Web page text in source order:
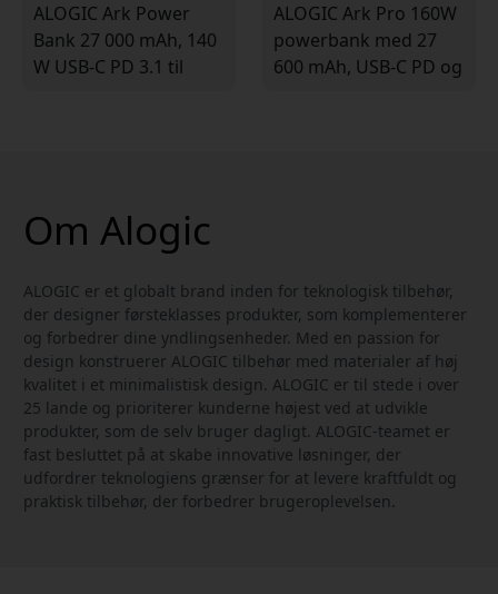
ALOGIC Ark Power
Bank 27 000 mAh, 140
W USB-C PD 3.1 til
ALOGIC Ark Pro 160W
powerbank med 27
600 mAh, USB-C PD og
Om Alogic
ALOGIC er et globalt brand inden for teknologisk tilbehør,
der designer førsteklasses produkter, som komplementerer
og forbedrer dine yndlingsenheder. Med en passion for
design konstruerer ALOGIC tilbehør med materialer af høj
kvalitet i et minimalistisk design. ALOGIC er til stede i over
25 lande og prioriterer kunderne højest ved at udvikle
produkter, som de selv bruger dagligt. ALOGIC-teamet er
fast besluttet på at skabe innovative løsninger, der
udfordrer teknologiens grænser for at levere kraftfuldt og
praktisk tilbehør, der forbedrer brugeroplevelsen.